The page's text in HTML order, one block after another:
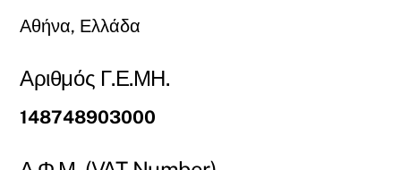
Αθήνα, Ελλάδα
Αριθμός Γ.Ε.ΜΗ.
148748903000